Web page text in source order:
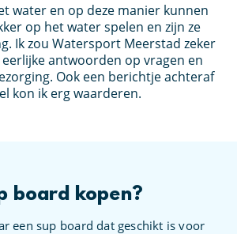
water en op deze manier kunnen
op het water spelen en zijn ze
Ik zou Watersport Meerstad zeker
antwoorden op vragen en
Ook een berichtje achteraf
kon ik erg waarderen.
board kopen?
een sup board dat geschikt is voor